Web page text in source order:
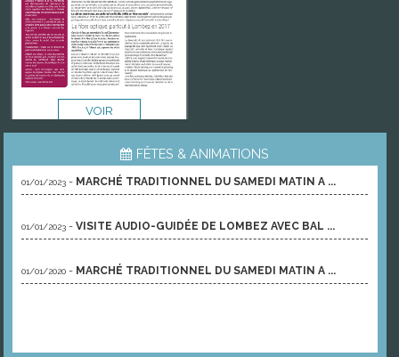
VOIR
FÊTES & ANIMATIONS
01/01/2023 - MARCHÉ TRADITIONNEL DU SAMEDI MATIN A ...
01/01/2023 -VISITE AUDIO-GUIDÉE DE LOMBEZ AVEC BAL ...
01/01/2020 - MARCHÉ TRADITIONNEL DU SAMEDI MATIN A ...